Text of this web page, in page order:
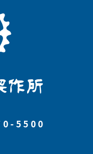
5500